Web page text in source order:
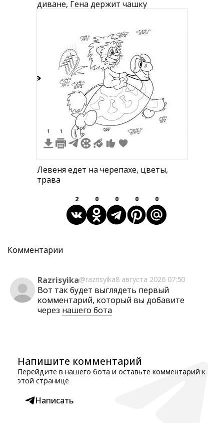
диване, Гена держит чашку
1 1
Левеня едет на черепахе, цветы,
трава
2 0 0 0 0
Комментарии
Razrisyika@razrisyika8 августа 2026 07:50
Вот так будет выглядеть первый
комментарий, который вы добавите
через нашего бота
Напишите комментарий
Перейдите в нашего бота и оставьте комментарий к
этой странице
Написать